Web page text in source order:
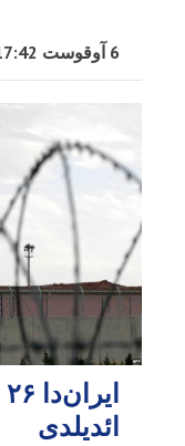
6 آوقوست 17:42
ائدیلدی